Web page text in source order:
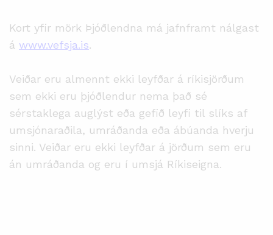
Kort yfir mörk Þjóðlendna má jafnframt nálgast
á www.vefsja.is.
Veiðar eru almennt ekki leyfðar á ríkisjörðum
sem ekki eru þjóðlendur nema það sé
sérstaklega auglýst eða gefið leyfi til slíks af
umsjónaraðila, umráðanda eða ábúanda hverju
sinni. Veiðar eru ekki leyfðar á jörðum sem eru
án umráðanda og eru í umsjá Ríkiseigna.